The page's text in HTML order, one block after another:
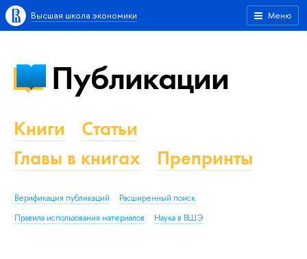
Меню
Высшая школа экономики
Публикации
Книги
Статьи
Главы в книгах
Препринты
Верификация публикаций
Расширенный поиск
Правила использования материалов
Наука в ВШЭ